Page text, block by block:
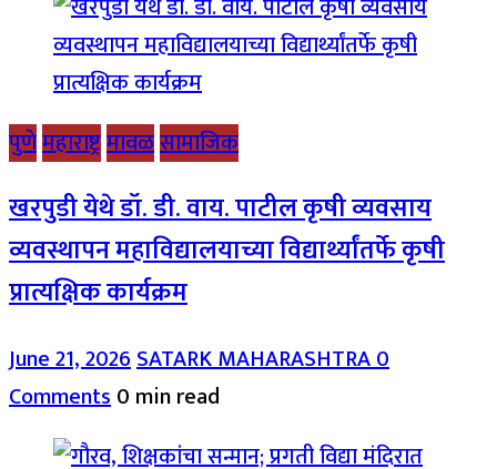
पुणेमहाराष्ट्रमावळसामाजिक
खरपुडी येथे डॉ. डी. वाय. पाटील कृषी व्यवसाय
व्यवस्थापन महाविद्यालयाच्या विद्यार्थ्यांतर्फे कृषी
प्रात्यक्षिक कार्यक्रम
June 21, 2026SATARK MAHARASHTRA0
Comments0 min read